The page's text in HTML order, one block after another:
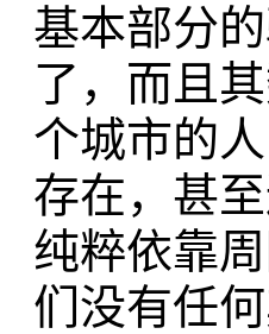
基本部分
了，而且
个城市的
存在，甚
纯粹依靠
们没有任